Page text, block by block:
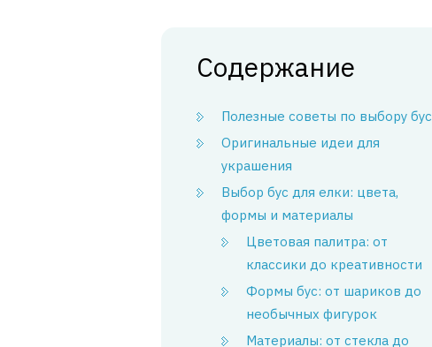
Содержание
Полезные советы по выбору бус
Оригинальные идеи для
украшения
Выбор бус для елки: цвета,
формы и материалы
Цветовая палитра: от
классики до креативности
Формы бус: от шариков до
необычных фигурок
Материалы: от стекла до